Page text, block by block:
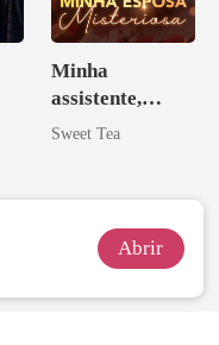
Minha
assistente,
minha esposa
Sweet Tea
Abrir